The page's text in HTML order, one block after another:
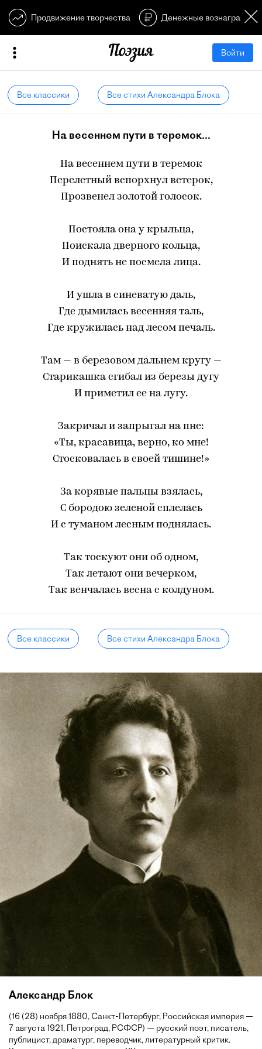
Продвижение творчества Денежные
Войти
Все классики Все стихи Александра Блока
На весеннем пути в теремок...
На весеннем пути в теремок
Перелетный вспорхнул ветерок,
Прозвенел золотой голосок.
Постояла она у крыльца,
Поискала дверного кольца,
И поднять не посмела лица.
И ушла в синеватую даль,
Где дымилась весенняя таль,
Где кружилась над лесом печаль.
Там — в березовом дальнем кругу —
Старикашка сгибал из березы дугу
И приметил ее на лугу.
Закричал и запрыгал на пне:
«Ты, красавица, верно, ко мне!
Стосковалась в своей тишине!»
За корявые пальцы взялась,
С бородою зеленой сплелась
И с туманом лесным поднялась.
Так тоскуют они об одном,
Так летают они вечерком,
Так венчалась весна с колдуном.
Все классики Все стихи Александра Блока
Александр Блок
(16 (28) ноября 1880, Санкт-Петербург, Российская империя —
7 августа 1921, Петроград, РСФСР) — русский поэт, писатель,
публицист, драматург, переводчик, литературный критик.